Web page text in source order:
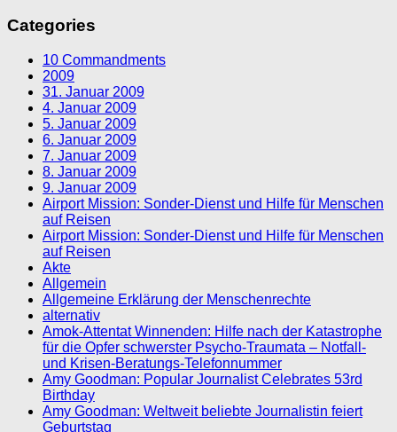
Categories
10 Commandments
2009
31. Januar 2009
4. Januar 2009
5. Januar 2009
6. Januar 2009
7. Januar 2009
8. Januar 2009
9. Januar 2009
Airport Mission: Sonder-Dienst und Hilfe für Menschen
auf Reisen
Airport Mission: Sonder-Dienst und Hilfe für Menschen
auf Reisen
Akte
Allgemein
Allgemeine Erklärung der Menschenrechte
alternativ
Amok-Attentat Winnenden: Hilfe nach der Katastrophe
für die Opfer schwerster Psycho-Traumata – Notfall-
und Krisen-Beratungs-Telefonnummer
Amy Goodman: Popular Journalist Celebrates 53rd
Birthday
Amy Goodman: Weltweit beliebte Journalistin feiert
Geburtstag